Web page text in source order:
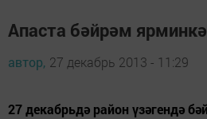
Апаста бәйрәм
автор, 27 декабрь 2013 - 11:29
27 декабрьдә район үзәгендә